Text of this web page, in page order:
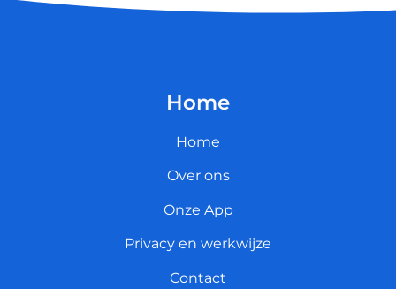
Home
Home
Over ons
Onze App
Privacy en werkwijze
Contact